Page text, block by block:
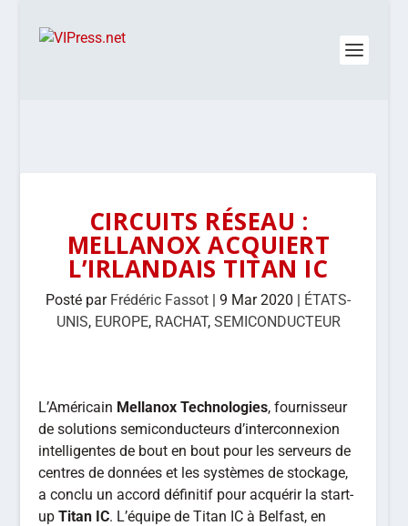
CIRCUITS RÉSEAU :
MELLANOX ACQUIERT
L’IRLANDAIS TITAN IC
Posté par Frédéric Fassot |9 Mar 2020 | ÉTATS-
UNIS, EUROPE, RACHAT, SEMICONDUCTEUR
L’Américain Mellanox Technologies, fournisseur
de solutions semiconducteurs d’interconnexion
intelligentes de bout en bout pour les serveurs de
centres de données et les systèmes de stockage,
a conclu un accord définitif pour acquérir la start-
upTitan IC. L’équipe de Titan IC à Belfast, en